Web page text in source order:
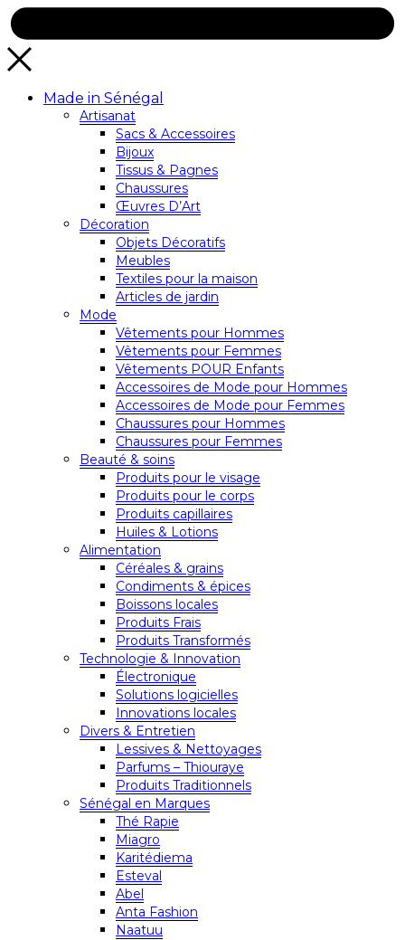
Made in Sénégal
Artisanat
Sacs & Accessoires
Bijoux
Tissus & Pagnes
Chaussures
Œuvres D’Art
Décoration
Objets Décoratifs
Meubles
Textiles pour la maison
Articles de jardin
Mode
Vêtements pour Hommes
Vêtements pour Femmes
Vêtements POUR Enfants
Accessoires de Mode pour Hommes
Accessoires de Mode pour Femmes
Chaussures pour Hommes
Chaussures pour Femmes
Beauté & soins
Produits pour le visage
Produits pour le corps
Produits capillaires
Huiles & Lotions
Alimentation
Céréales & grains
Condiments & épices
Boissons locales
Produits Frais
Produits Transformés
Technologie & Innovation
Électronique
Solutions logicielles
Innovations locales
Divers & Entretien
Lessives & Nettoyages
Parfums – Thiouraye
Produits Traditionnels
Sénégal en Marques
Thé Rapie
Miagro
Karitédiema
Esteval
Abel
Anta Fashion
Naatuu